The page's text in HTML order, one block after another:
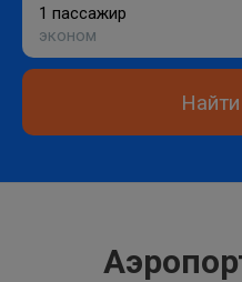
1 пассажир
эконом